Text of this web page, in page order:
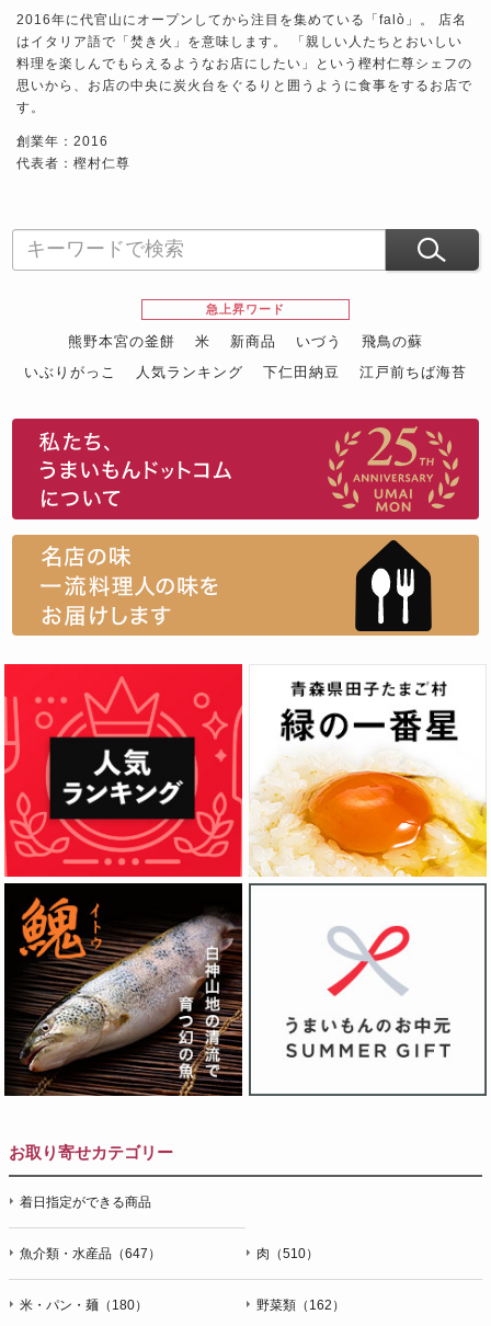
2016年に代官山にオープンしてから注目を集めている「falò」。 店名
はイタリア語で「焚き火」を意味します。 「親しい人たちとおいしい
料理を楽しんでもらえるようなお店にしたい」という樫村仁尊シェフの
思いから、お店の中央に炭火台をぐるりと囲うように食事をするお店で
す。
創業年：2016
代表者：樫村仁尊
急上昇ワード
熊野本宮の釜餅 米 新商品 いづう
飛鳥の蘇
いぶりがっこ
人気ランキング 下仁田納豆
江戸前ちば海苔
お取り寄せカテゴリー
着日指定ができる商品
魚介類・水産品（647） 肉（510）
米・パン・麺（180） 野菜類（162）